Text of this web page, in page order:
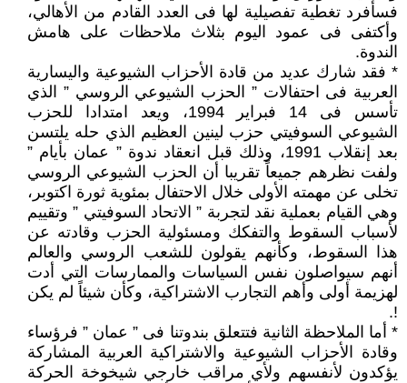
فسأفرد تغطية تفصيلية لها فى العدد القادم من الأهالي،
وأكتفى فى عمود اليوم بثلاث ملاحظات على هامش
الندوة.
* فقد شارك عديد من قادة الأحزاب الشيوعية واليسارية
العربية فى احتفالات ” الحزب الشيوعي الروسي ” الذي
تأسس فى 14 فبراير 1994، ويعد امتدادا للحزب
الشيوعي السوفيتي حزب لينين العظيم الذي حله يلتسن
بعد إنقلاب 1991، وذلك قبل انعقاد ندوة ” عمان بأيام ”
ولفت نظرهم جميعاً تقريبا أن الحزب الشيوعي الروسي
تخلى عن مهمته الأولى خلال الاحتفال بمئوية ثورة اكتوبر،
وهي القيام بعملية نقد لتجربة ” الاتحاد السوفيتي ” وتقييم
لأسباب السقوط والتفكك ومسئولية الحزب وقادته عن
هذا السقوط، وكأنهم يقولون للشعب الروسي والعالم
أنهم سيواصلون نفس السياسات والممارسات التي أدت
لهزيمة أولى وأهم التجارب الاشتراكية، وكأن شيئاً لم يكن
!.
* أما الملاحظة الثانية فتتعلق بندوتنا فى ” عمان ” فرؤساء
وقادة الأحزاب الشيوعية والاشتراكية العربية المشاركة
يؤكدون لأنفسهم ولأي مراقب خارجي شيخوخة الحركة